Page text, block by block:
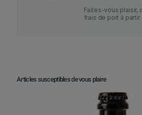
Faites-vous plaisir,
frais de port à partir
Articles susceptibles de vous plaire